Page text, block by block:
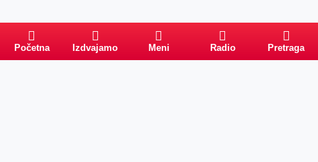
Početna Izdvajamo Meni Radio Pretraga